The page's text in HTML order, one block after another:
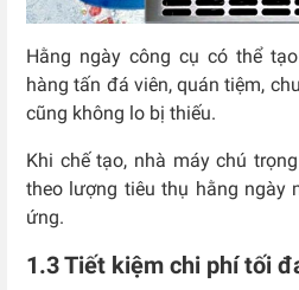
Hằng ngày công cụ có thể
hàng tấn đá viên, quán tiệm,
cũng không lo bị thiếu.
Khi chế tạo, nhà máy chú
theo lượng tiêu thụ hằng ngày
ứng.
1.3 Tiết kiệm chi phí tối